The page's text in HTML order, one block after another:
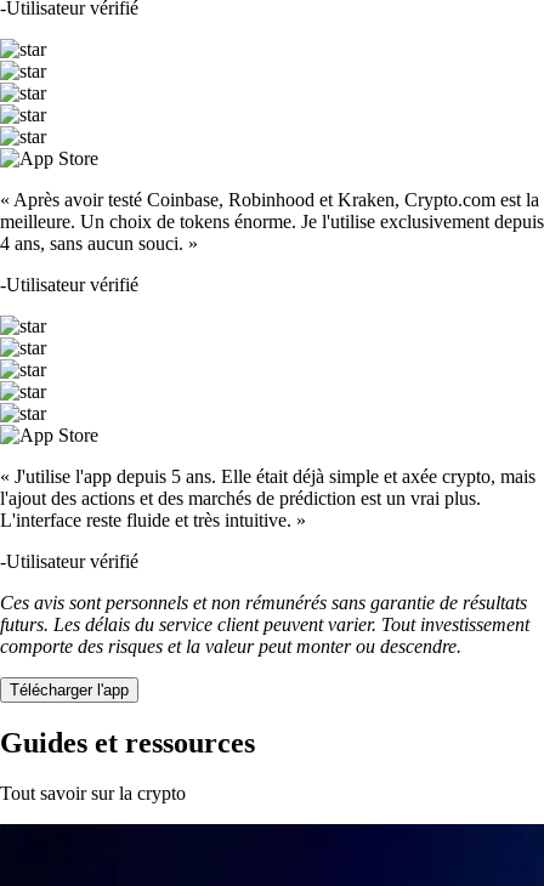
-Utilisateur vérifié
« Après avoir testé Coinbase, Robinhood et Kraken, Crypto.com est la
meilleure. Un choix de tokens énorme. Je l'utilise exclusivement depuis
4 ans, sans aucun souci. »
-Utilisateur vérifié
« J'utilise l'app depuis 5 ans. Elle était déjà simple et axée crypto, mais
l'ajout des actions et des marchés de prédiction est un vrai plus.
L'interface reste fluide et très intuitive. »
-Utilisateur vérifié
Ces avis sont personnels et non rémunérés sans garantie de résultats
futurs. Les délais du service client peuvent varier. Tout investissement
comporte des risques et la valeur peut monter ou descendre.
Télécharger l'app
Guides et ressources
Tout savoir sur la crypto